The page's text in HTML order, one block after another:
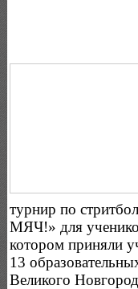
турнир по
МЯЧ!» для
котором приняли
13
Великого